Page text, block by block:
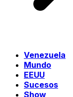
Venezuela
Mundo
EEUU
Sucesos
Show